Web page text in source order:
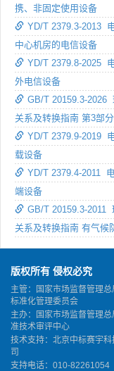
携、非固定使用设备
YD/T 2379.3-2013
中心机房的电信设备
YD/T 2379.8-2025
外电信设备
GB/T 20159.3-2026
关系及转换指南 第3部
YD/T 2379.9-2019
载设备
YD/T 2379.4-2011
端设备
GB/T 20159.3-2011
关系及转换指南 有气候
版权所有 侵权必究
主管：国家市场监督管理总
标准化管理委员会
主办：国家市场监督管理
准技术审评中心
技术支持：北京中标赛宇科
司
支持电话：010-82261054